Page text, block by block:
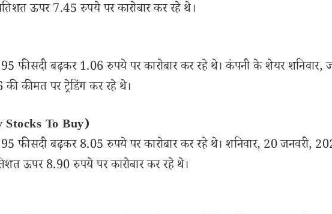
ऊपर 7.45 रुपये पर कारोबार कर रहे थे।
फीसदी बढ़कर 1.06 रुपये पर कारोबार कर रहे थे। कंपनी के शेयर शनिवार,
कीमत पर ट्रेडिंग कर रहे थे।
Stocks To Buy)
फीसदी बढ़कर 8.05 रुपये पर कारोबार कर रहे थे। शनिवार, 20 जनवरी,
ऊपर 8.90 रुपये पर कारोबार कर रहे थे।